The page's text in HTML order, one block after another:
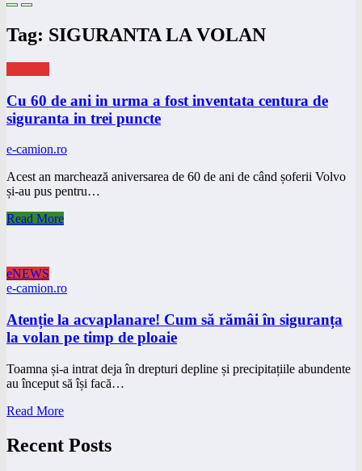
Tag: SIGURANTA LA VOLAN
Cu 60 de ani in urma a fost inventata centura de
siguranta in trei puncte
e-camion.ro
Acest an marchează aniversarea de 60 de ani de când șoferii Volvo
și-au pus pentru…
Read More
eNEWS
e-camion.ro
Atenție la acvaplanare! Cum să rămâi în siguranța
la volan pe timp de ploaie
Toamna și-a intrat deja în drepturi depline și precipitațiile abundente
au început să își facă…
Read More
Recent Posts